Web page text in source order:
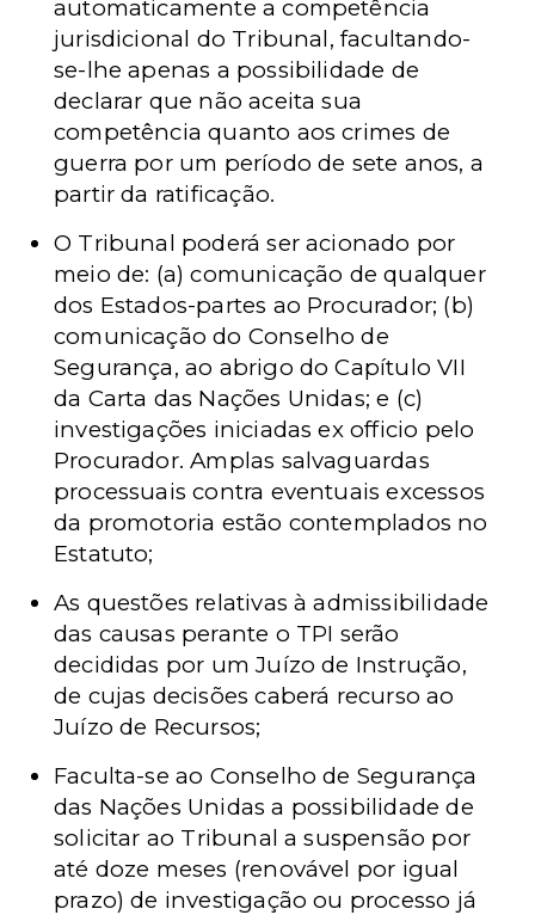
automaticamente a competência
jurisdicional do Tribunal, facultando-
se-lhe apenas a possibilidade de
declarar que não aceita sua
competência quanto aos crimes de
guerra por um período de sete anos, a
partir da ratificação.
O Tribunal poderá ser acionado por
meio de: (a) comunicação de qualquer
dos Estados-partes ao Procurador; (b)
comunicação do Conselho de
Segurança, ao abrigo do Capítulo VII
da Carta das Nações Unidas; e (c)
investigações iniciadas ex officio pelo
Procurador. Amplas salvaguardas
processuais contra eventuais excessos
da promotoria estão contemplados no
Estatuto;
As questões relativas à admissibilidade
das causas perante o TPI serão
decididas por um Juízo de Instrução,
de cujas decisões caberá recurso ao
Juízo de Recursos;
Faculta-se ao Conselho de Segurança
das Nações Unidas a possibilidade de
solicitar ao Tribunal a suspensão por
até doze meses (renovável por igual
prazo) de investigação ou processo já